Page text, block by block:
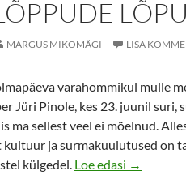
MARGUS MIKOMÄGI LISA
varahommikul mulle
Jüri Pinole, kes 23. juunil suri,
ma sellest veel ei mõelnud.
kultuur ja surmakuulutused on
külgedel. Loe edasi →